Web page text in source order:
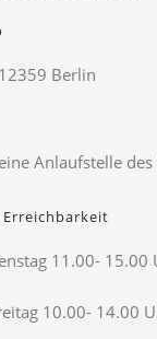
Berlin
Anlaufstelle
11.00- 15.00
10.00- 14.00